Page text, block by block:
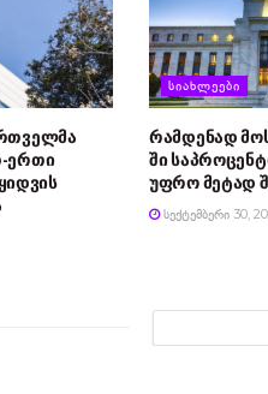
ერთი
ᲡᲘᲐᲮᲚᲔᲔᲑᲘ
რამდენად
ში
უფრო მეტად
ᲡᲔᲥᲢᲔᲛᲑᲔᲠᲘ 30,